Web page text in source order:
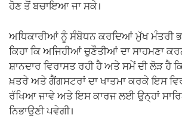
ਹੋਣ ਤੋਂ ਬਚਾਇਆ ਜਾ ਸਕੇ।
ਅਧਿਕਾਰੀਆਂ ਨੂੰ ਸੰਬੋਧਨ ਕਰਦਿਆਂ ਮੁੱਖ ਮੰਤਰੀ
ਕਿਹਾ ਕਿ ਅਜਿਹੀਆਂ ਚੁਣੌਤੀਆਂ ਦਾ ਸਾਹਮਣਾ
ਸ਼ਾਨਦਾਰ ਵਿਰਾਸਤ ਰਹੀ ਹੈ ਅਤੇ ਸਮੇਂ ਦੀ ਲੋੜ ਹੈ
ਖ਼ਤਰੇ ਅਤੇ ਗੈਂਗਸਟਰਾਂ ਦਾ ਖਾਤਮਾ ਕਰਕੇ ਇਸ
ਰੱਖਿਆ ਜਾਵੇ ਅਤੇ ਇਸ ਕਾਰਜ ਲਈ ਉਨ੍ਹਾਂ
ਨਿਭਾਉਣੀ ਪਵੇਗੀ।